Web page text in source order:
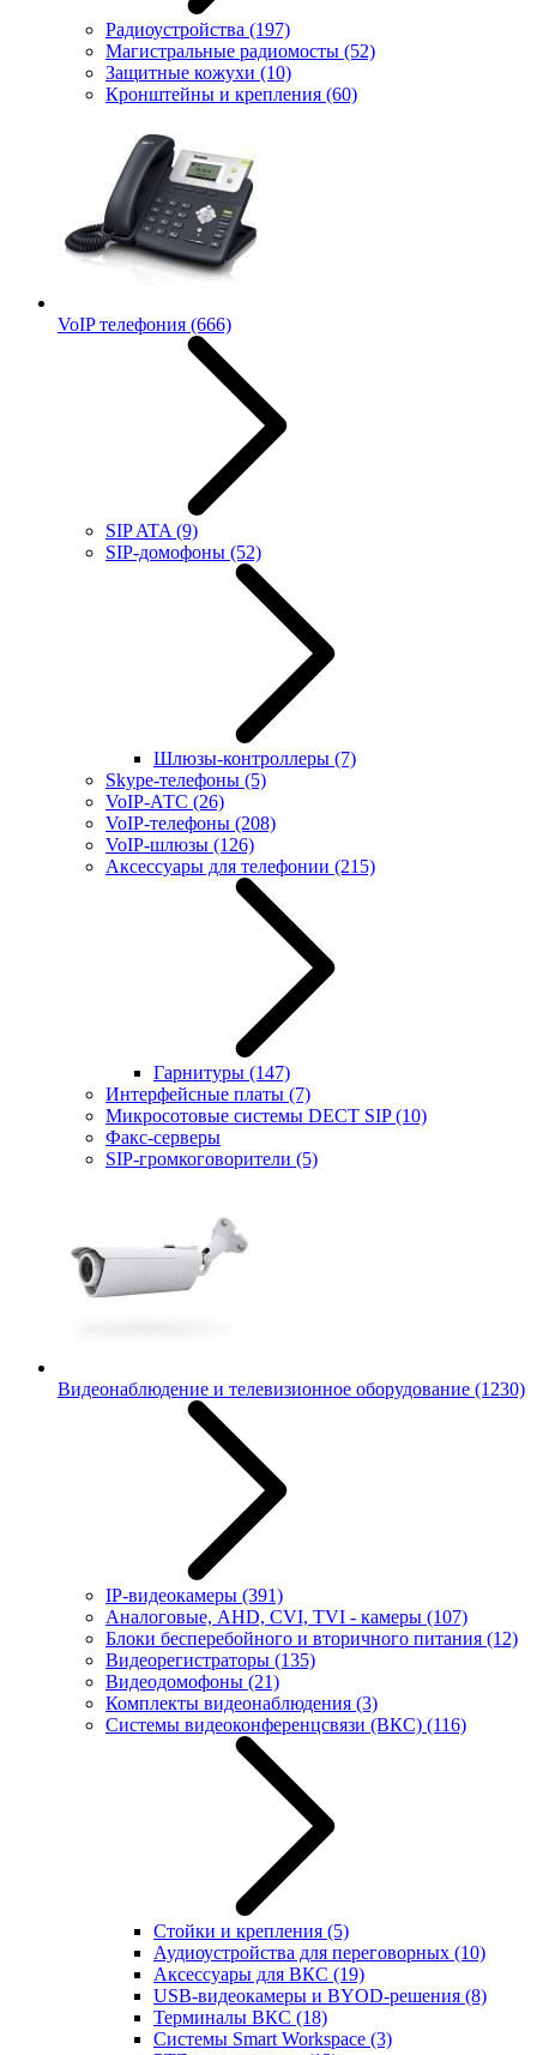
Радиоустройства (197)
Магистральные радиомосты (52)
Защитные кожухи (10)
Кронштейны и крепления (60)
VoIP телефония (666)
SIP ATA (9)
SIP-домофоны (52)
Шлюзы-контроллеры (7)
Skype-телефоны (5)
VoIP-АТС (26)
VoIP-телефоны (208)
VoIP-шлюзы (126)
Аксессуары для телефонии (215)
Гарнитуры (147)
Интерфейсные платы (7)
Микросотовые системы DECT SIP(10)
Факс-серверы
SIP-громкоговорители (5)
Видеонаблюдение и телевизионное оборудование (1230)
IP-видеокамеры (391)
Аналоговые, AHD, CVI, TVI - камеры (107)
Блоки бесперебойного и вторичного питания (12)
Видеорегистраторы (135)
Видеодомофоны (21)
Комплекты видеонаблюдения (3)
Системы видеоконференцсвязи (ВКС) (116)
Стойки и крепления (5)
Аудиоустройства для переговорных (10)
Аксессуары для ВКС (19)
USB-видеокамеры и BYOD-решения (8)
Терминалы ВКС (18)
Системы Smart Workspace (3)